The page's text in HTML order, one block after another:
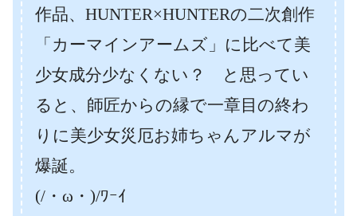
作品、HUNTER×HUNTERの二次創作
「カーマインアームズ」に比べて美
少女成分少なくない？ と思ってい
ると、師匠からの縁で一章目の終わ
りに美少女災厄お姉ちゃんアルマが
爆誕。
(/・ω・)/ﾜｰｲ